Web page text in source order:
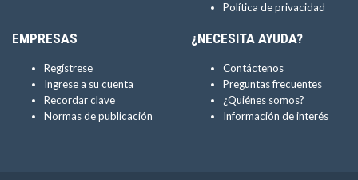
Política de privacidad
EMPRESAS
Regístrese
Ingrese a su cuenta
Recordar clave
Normas de publicación
¿NECESITA AYUDA?
Contáctenos
Preguntas frecuentes
¿Quiénes somos?
Información de interés